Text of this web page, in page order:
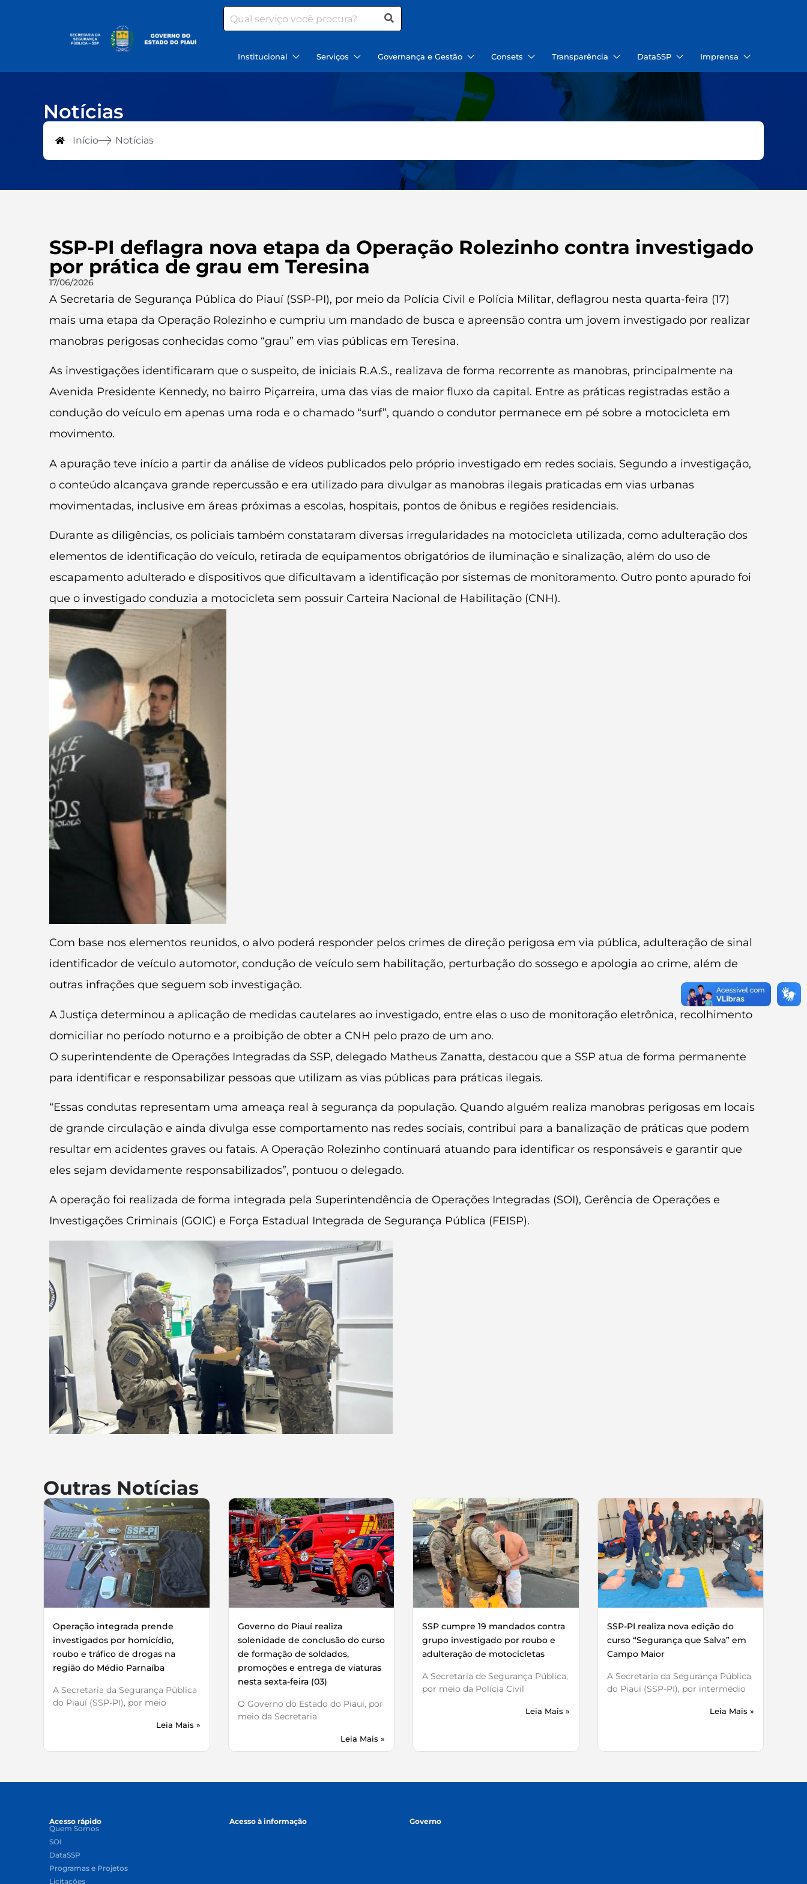
Search
Institucional Serviços Governança e Gestão Consets Transparência DataSSP Imprensa
Notícias
Início Notícias
SSP-PI deflagra nova etapa da Operação Rolezinho contra investigado
por prática de grau em Teresina
17/06/2026
A Secretaria de Segurança Pública do Piauí (SSP-PI), por meio da Polícia Civil e Polícia Militar, deflagrou nesta quarta-feira (17)
mais uma etapa da Operação Rolezinho e cumpriu um mandado de busca e apreensão contra um jovem investigado por realizar
manobras perigosas conhecidas como “grau” em vias públicas em Teresina.
As investigações identificaram que o suspeito, de iniciais R.A.S., realizava de forma recorrente as manobras, principalmente na
Avenida Presidente Kennedy, no bairro Piçarreira, uma das vias de maior fluxo da capital. Entre as práticas registradas estão a
condução do veículo em apenas uma roda e o chamado “surf”, quando o condutor permanece em pé sobre a motocicleta em
movimento.
A apuração teve início a partir da análise de vídeos publicados pelo próprio investigado em redes sociais. Segundo a investigação,
o conteúdo alcançava grande repercussão e era utilizado para divulgar as manobras ilegais praticadas em vias urbanas
movimentadas, inclusive em áreas próximas a escolas, hospitais, pontos de ônibus e regiões residenciais.
Durante as diligências, os policiais também constataram diversas irregularidades na motocicleta utilizada, como adulteração dos
elementos de identificação do veículo, retirada de equipamentos obrigatórios de iluminação e sinalização, além do uso de
escapamento adulterado e dispositivos que dificultavam a identificação por sistemas de monitoramento. Outro ponto apurado foi
que o investigado conduzia a motocicleta sem possuir Carteira Nacional de Habilitação (CNH).
Com base nos elementos reunidos, o alvo poderá responder pelos crimes de direção perigosa em via pública, adulteração de sinal
identificador de veículo automotor, condução de veículo sem habilitação, perturbação do sossego e apologia ao crime, além de
outras infrações que seguem sob investigação.
A Justiça determinou a aplicação de medidas cautelares ao investigado, entre elas o uso de monitoração eletrônica, recolhimento
domiciliar no período noturno e a proibição de obter a CNH pelo prazo de um ano.
O superintendente de Operações Integradas da SSP, delegado Matheus Zanatta, destacou que a SSP atua de forma permanente
para identificar e responsabilizar pessoas que utilizam as vias públicas para práticas ilegais.
“Essas condutas representam uma ameaça real à segurança da população. Quando alguém realiza manobras perigosas em locais
de grande circulação e ainda divulga esse comportamento nas redes sociais, contribui para a banalização de práticas que podem
resultar em acidentes graves ou fatais. A Operação Rolezinho continuará atuando para identificar os responsáveis e garantir que
eles sejam devidamente responsabilizados”, pontuou o delegado.
A operação foi realizada de forma integrada pela Superintendência de Operações Integradas (SOI), Gerência de Operações e
Investigações Criminais (GOIC) e Força Estadual Integrada de Segurança Pública (FEISP).
Outras Notícias
Operação integrada prende
investigados por homicídio,
roubo e tráfico de drogas na
região do Médio Parnaíba
A Secretaria da Segurança Pública
do Piauí (SSP-PI), por meio
Leia Mais »
Governo do Piauí realiza
solenidade de conclusão do curso
de formação de soldados,
promoções e entrega de viaturas
nesta sexta-feira (03)
O Governo do Estado do Piauí, por
meio da Secretaria
Leia Mais »
SSP cumpre 19 mandados contra
grupo investigado por roubo e
adulteração de motocicletas
A Secretaria de Segurança Pública,
por meio da Polícia Civil
Leia Mais »
SSP-PI realiza nova edição do
curso “Segurança que Salva” em
Campo Maior
A Secretaria da Segurança Pública
do Piauí (SSP-PI), por intermédio
Leia Mais »
Acesso rápido
Quem Somos
SOI
DataSSP
Programas e Projetos
Licitações
Acesso à informação Governo